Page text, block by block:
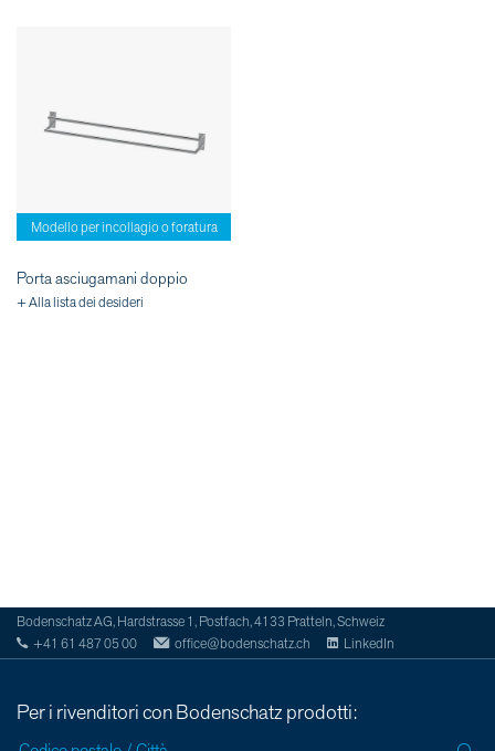
Modello per incollagio o foratura
Porta asciugamani doppio
+ Alla lista dei desideri
Bodenschatz AG, Hardstrasse 1, Postfach, 4133 Pratteln, Schweiz
+41 61 487 05 00
office@bodenschatz.ch LinkedIn
Per i rivenditori con Bodenschatz prodotti: